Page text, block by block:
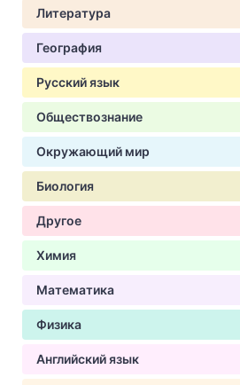
Литература
География
Русский язык
Обществознание
Окружающий мир
Биология
Другое
Химия
Математика
Физика
Английский язык